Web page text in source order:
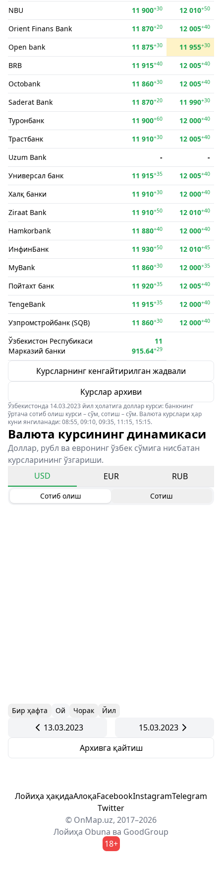
NBU
11 900+30 12 010+50
Orient Finans Bank 11 870+20 12 005+40
Open bank 11 875+30 11 955+30
BRB 11 915+40 12 005+40
Octobank 11 860+30 12 005+40
Saderat Bank 11 870+20 11 990+30
Туронбанк 11 900+60 12 000+40
Трастбанк 11 910+30 12 005+40
Uzum Bank -
-
Универсал банк
11 915+35 12 005+40
Халқ банки 11 910+30 12 000+40
Ziraat Bank 11 910+50 12 010+40
Hamkorbank 11 880+40 12 000+40
ИнфинБанк 11 930+50 12 010+45
MyBank 11 860+30 12 000+35
Пойтахт банк 11 920+35 12 005+40
TengeBank 11 915+35 12 000+40
Узпромстройбанк (SQB) 11 860+30 12 000+40
Ўзбекистон Респубикаси
Марказий банки
11
915.64+29
Курсларнинг кенгайтирилган жадвали
Курслар архиви
Ўзбекистонда 14.03.2023 йил ҳолатига доллар курси: банкнинг
ўртача сотиб олиш курси – сўм, сотиш – сўм. Валюта курслари ҳар
куни янгиланади: 08:55, 09:10, 09:35, 11:15, 15:15.
Валюта курсининг динамикаси
Доллар, рубл ва евронинг ўзбек сўмига нисбатан
курсларининг ўзгариши.
USD
EUR RUB
Сотиб олиш Сотиш
Бир ҳафта Ой Чорак Йил
13.03.2023
15.03.2023
Архивга қайтиш
Лойиҳа ҳақидаАлоқаFacebookInstagramTelegram
Twitter
© OnMap.uz, 2017–2026
Лойиҳа Obuna ва GoodGroup
18+